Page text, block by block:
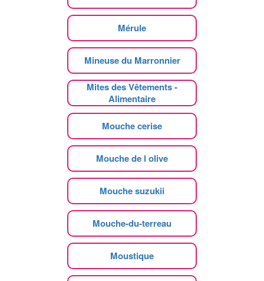
Mérule
Mineuse du Marronnier
Mites des Vêtements -
Alimentaire
Mouche cerise
Mouche de l olive
Mouche suzukii
Mouche-du-terreau
Moustique